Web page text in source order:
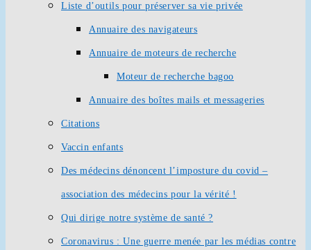
Liste d’outils pour préserver sa vie privée
Annuaire des navigateurs
Annuaire de moteurs de recherche
Moteur de recherche bagoo
Annuaire des boîtes mails et messageries
Citations
Vaccin enfants
Des médecins dénoncent l’imposture du covid –
association des médecins pour la vérité !
Qui dirige notre système de santé ?
Coronavirus : Une guerre menée par les médias contre